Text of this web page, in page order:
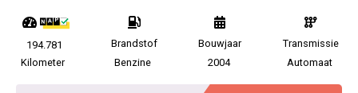
194.781
Kilometer
Brandstof
Benzine
Bouwjaar
2004
Transmissie
Automaat